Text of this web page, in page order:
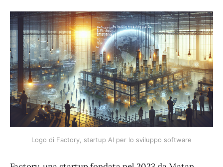
Logo di Factory, startup AI per lo sviluppo software